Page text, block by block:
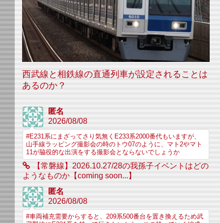
西武線と相鉄線の直通列車が設定されることは
あるのか？
匿名
2026/08/08
#E231系にまざってさり気無くE233系2000番代もいますが、
山手線ラッピング撮影会の時のトウ07のように、マト2やマト
11が脇役的な出演をする撮影会とならないでしょうか
【常磐線】2026.10.27/28の我孫子イベントはどの
ようなものか【coming soon...】
匿名
2026/08/08
#車両補充需要からすると、209系500番台を置き換えるため武